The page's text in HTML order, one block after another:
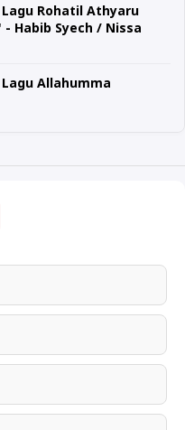
Rohatil Athyaru
Habib Syech / Nissa
Allahumma